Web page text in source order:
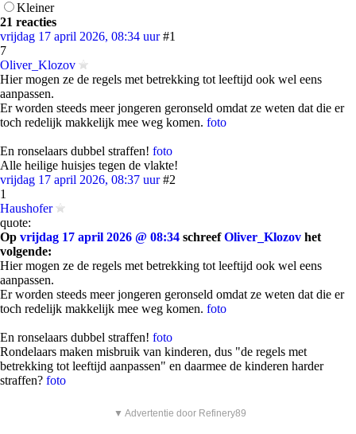
Kleiner
21 reacties
vrijdag 17 april 2026, 08:34 uur #1
7
Oliver_Klozov
Hier mogen ze de regels met betrekking tot leeftijd ook wel eens
aanpassen.
Er worden steeds meer jongeren geronseld omdat ze weten dat die er
toch redelijk makkelijk mee weg komen. foto
En ronselaars dubbel straffen! foto
Alle heilige huisjes tegen de vlakte!
vrijdag 17 april 2026, 08:37 uur #2
1
Haushofer
quote:
Op vrijdag 17 april 2026 @ 08:34 schreefOliver_Klozov het
volgende:
Hier mogen ze de regels met betrekking tot leeftijd ook wel eens
aanpassen.
Er worden steeds meer jongeren geronseld omdat ze weten dat die er
toch redelijk makkelijk mee weg komen. foto
En ronselaars dubbel straffen! foto
Rondelaars maken misbruik van kinderen, dus "de regels met
betrekking tot leeftijd aanpassen" en daarmee de kinderen harder
straffen? foto
▼ Advertentie door Refinery89